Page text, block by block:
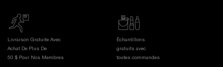
Livraison Gratuite Avec
Achat De Plus De
50 $ Pour Nos Membres
Échantillons
gratuits avec
toutes commandes